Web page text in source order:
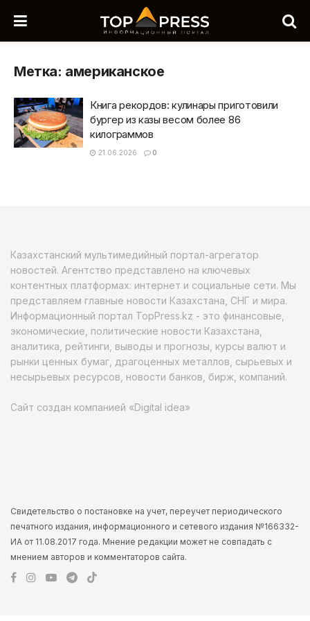
Метка: американское
Книга рекордов: кулинары приготовили
бургер из казы весом более 86
килограммов
21.06.2026 0
Казахстанский мультимедийный портал-агрегатор
новостей. Агентство представлено на ключевых
контентных платформах: интернет и социальные сети. Мы
представляем главные новости Казахстана, СНГ и мира.
Информационный портал TopPress.kz - это финансовые,
экономические, политические новости Казахстана,
аналитика, рейтинги, выводы и прогнозы, курсы валют и
рынки ценных бумаг, драгоценных металлов, сырьевых и
несырьевых ресурсов, новости банков, бирж, компаний.
Сайт создан компанией «Digital idea»
Свидетельство о постановке на учет, переучет периодического
печатного издания, информационного и сетевого издания №166332-
ИА от 11.08.2017 года. Мнение редакции может не совпадать с
мнением авторов и комментаторов сайта.